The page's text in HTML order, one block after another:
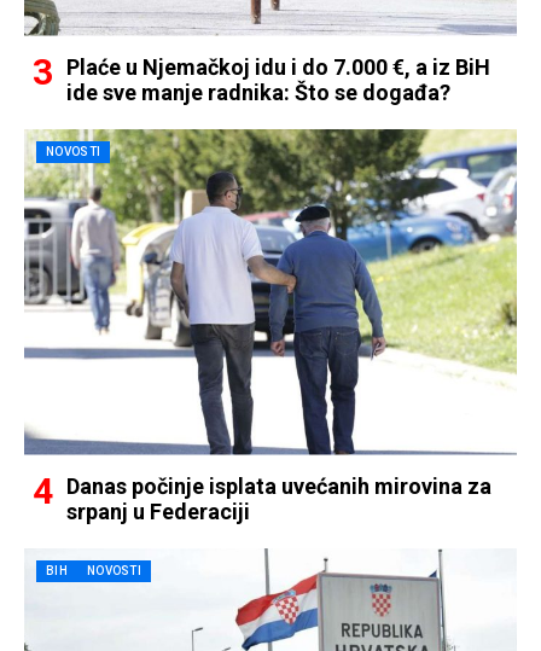
Plaće u Njemačkoj idu i do 7.000 €, a iz BiH
ide sve manje radnika: Što se događa?
NOVOSTI
Danas počinje isplata uvećanih mirovina za
srpanj u Federaciji
BIH NOVOSTI